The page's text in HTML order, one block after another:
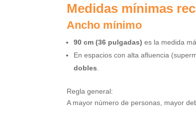
Medidas mínimas
Ancho mínimo
90 cm (36 pulgadas) es la medida
En espacios con alta afluencia
dobles
Regla general:
A mayor número de personas, mayor